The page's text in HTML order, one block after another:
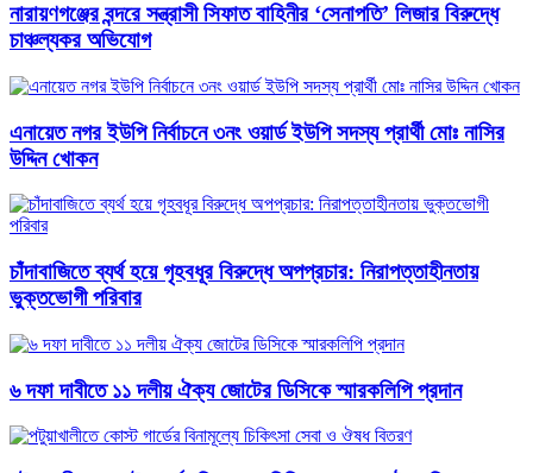
নারায়ণগঞ্জের বন্দরে সন্ত্রাসী সিফাত বাহিনীর ‘সেনাপতি’ লিজার বিরুদ্ধে
চাঞ্চল্যকর অভিযোগ
এনায়েত নগর ইউপি নির্বাচনে ৩নং ওয়ার্ড ইউপি সদস্য প্রার্থী মোঃ নাসির
উদ্দিন খোকন
চাঁদাবাজিতে ব্যর্থ হয়ে গৃহবধূর বিরুদ্ধে অপপ্রচার: নিরাপত্তাহীনতায়
ভুক্তভোগী পরিবার
৬ দফা দাবীতে ১১ দলীয় ঐক্য জোটের ডিসিকে স্মারকলিপি প্রদান